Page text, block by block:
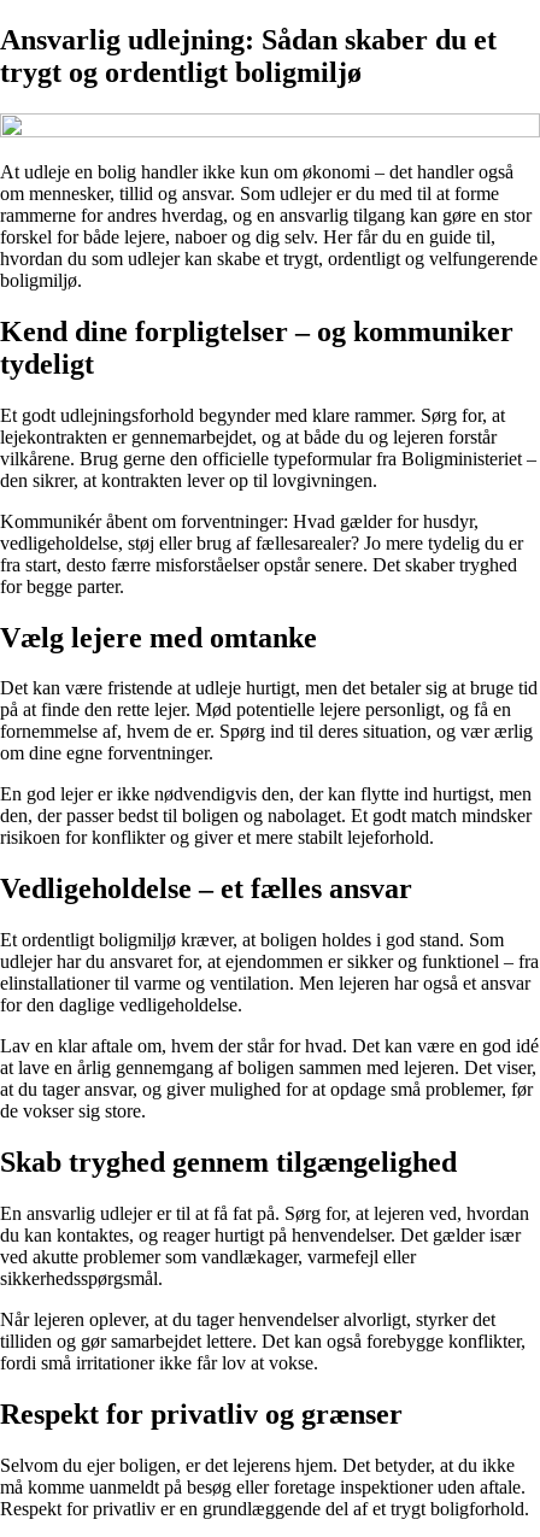
Ansvarlig udlejning: Sådan skaber du et
trygt og ordentligt boligmiljø
At udleje en bolig handler ikke kun om økonomi – det handler også
om mennesker, tillid og ansvar. Som udlejer er du med til at forme
rammerne for andres hverdag, og en ansvarlig tilgang kan gøre en stor
forskel for både lejere, naboer og dig selv. Her får du en guide til,
hvordan du som udlejer kan skabe et trygt, ordentligt og velfungerende
boligmiljø.
Kend dine forpligtelser – og kommuniker
tydeligt
Et godt udlejningsforhold begynder med klare rammer. Sørg for, at
lejekontrakten er gennemarbejdet, og at både du og lejeren forstår
vilkårene. Brug gerne den officielle typeformular fra Boligministeriet –
den sikrer, at kontrakten lever op til lovgivningen.
Kommunikér åbent om forventninger: Hvad gælder for husdyr,
vedligeholdelse, støj eller brug af fællesarealer? Jo mere tydelig du er
fra start, desto færre misforståelser opstår senere. Det skaber tryghed
for begge parter.
Vælg lejere med omtanke
Det kan være fristende at udleje hurtigt, men det betaler sig at bruge tid
på at finde den rette lejer. Mød potentielle lejere personligt, og få en
fornemmelse af, hvem de er. Spørg ind til deres situation, og vær ærlig
om dine egne forventninger.
En god lejer er ikke nødvendigvis den, der kan flytte ind hurtigst, men
den, der passer bedst til boligen og nabolaget. Et godt match mindsker
risikoen for konflikter og giver et mere stabilt lejeforhold.
Vedligeholdelse – et fælles ansvar
Et ordentligt boligmiljø kræver, at boligen holdes i god stand. Som
udlejer har du ansvaret for, at ejendommen er sikker og funktionel – fra
elinstallationer til varme og ventilation. Men lejeren har også et ansvar
for den daglige vedligeholdelse.
Lav en klar aftale om, hvem der står for hvad. Det kan være en god idé
at lave en årlig gennemgang af boligen sammen med lejeren. Det viser,
at du tager ansvar, og giver mulighed for at opdage små problemer, før
de vokser sig store.
Skab tryghed gennem tilgængelighed
En ansvarlig udlejer er til at få fat på. Sørg for, at lejeren ved, hvordan
du kan kontaktes, og reager hurtigt på henvendelser. Det gælder især
ved akutte problemer som vandlækager, varmefejl eller
sikkerhedsspørgsmål.
Når lejeren oplever, at du tager henvendelser alvorligt, styrker det
tilliden og gør samarbejdet lettere. Det kan også forebygge konflikter,
fordi små irritationer ikke får lov at vokse.
Respekt for privatliv og grænser
Selvom du ejer boligen, er det lejerens hjem. Det betyder, at du ikke
må komme uanmeldt på besøg eller foretage inspektioner uden aftale.
Respekt for privatliv er en grundlæggende del af et trygt boligforhold.